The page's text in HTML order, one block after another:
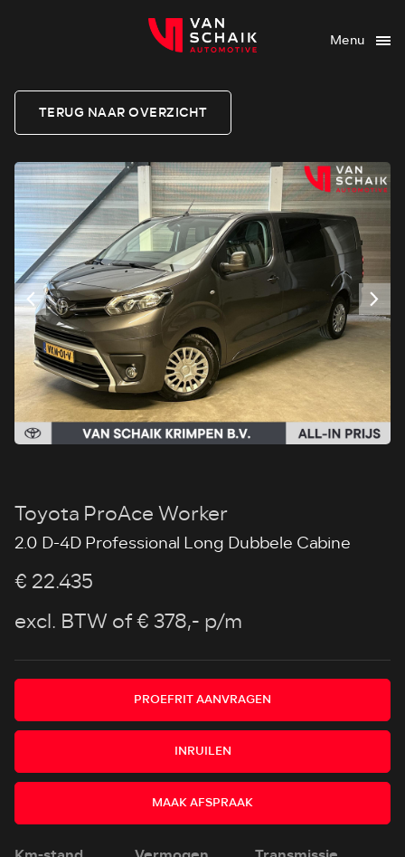
Menu
TERUG NAAR OVERZICHT
Toyota ProAce Worker
2.0 D-4D Professional Long Dubbele Cabine
€ 22.435
excl. BTW of € 378,- p/m
PROEFRIT AANVRAGEN
INRUILEN
MAAK AFSPRAAK